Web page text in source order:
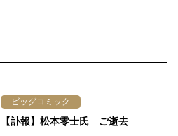
ビッグコミック
【訃報】松本零士氏 ご逝去